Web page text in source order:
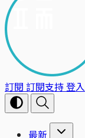
訂閱 訂閱支持登入
最新